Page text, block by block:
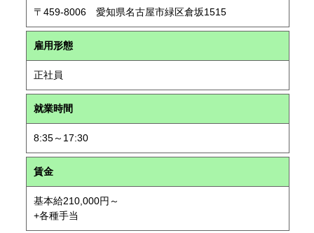
〒459-8006 愛知県名古屋市緑区倉坂1515
雇用形態
正社員
就業時間
8:35～17:30
賃金
基本給210,000円～
+各種手当